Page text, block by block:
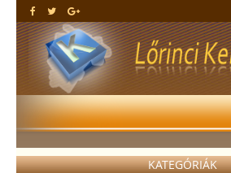
KATEGÓRIÁK